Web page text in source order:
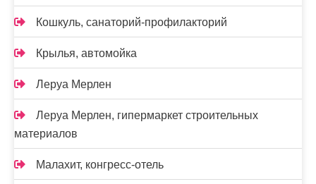
Кошкуль, санаторий-профилакторий
Крылья, автомойка
Леруа Мерлен
Леруа Мерлен, гипермаркет строительных
материалов
Малахит, конгресс-отель